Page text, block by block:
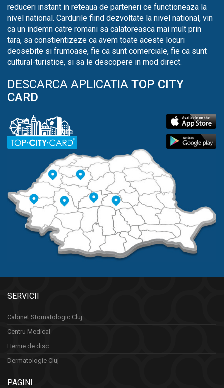
reduceri instant in reteaua de parteneri ce functioneaza la
nivel national. Cardurile fiind dezvoltate la nivel national, vin
ca un indemn catre romani sa calatoreasca mai mult prin
tara, sa constientizeze ca avem toate aceste locuri
deosebite si frumoase, fie ca sunt comerciale, fie ca sunt
cultural-turistice, si sa le descopere in mod direct.
DESCARCA APLICATIA TOP CITY
CARD
SERVICII
Cabinet Stomatologic Cluj
Centru Medical
Hernie de disc
Dermatologie Cluj
PAGINI